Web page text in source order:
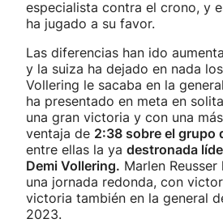
especialista contra el crono, y
ha jugado a su favor.
Las diferencias han ido
y la suiza ha dejado en nada
Vollering le sacaba en la
ha presentado en meta en
una gran victoria y con una
ventaja de 2:38 sobre el grupo
entre ellas la ya destronada
Demi Vollering. Marlen
una jornada redonda, con
victoria también en la general
2023.